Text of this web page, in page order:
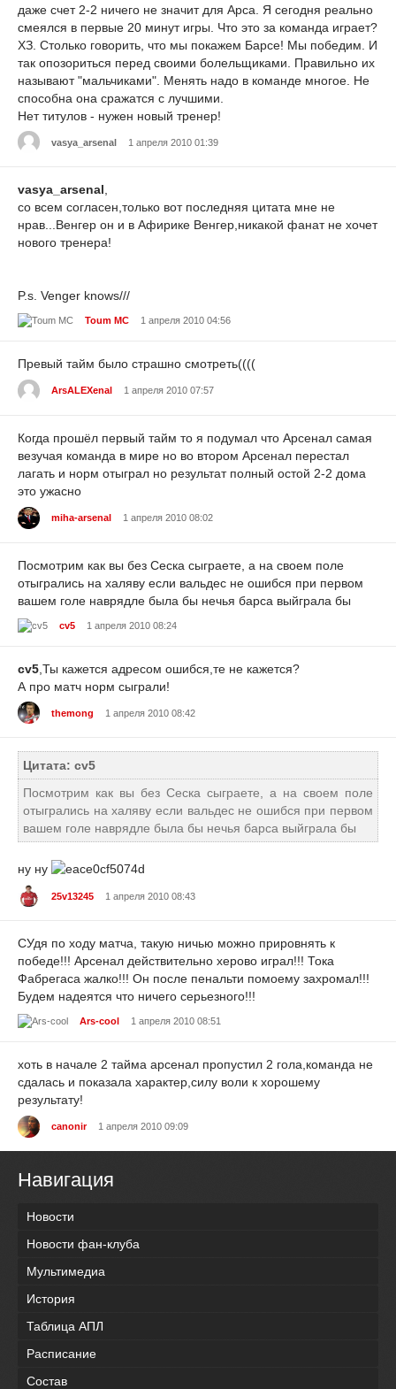
даже счет 2-2 ничего не значит для Арса. Я сегодня реально
смеялся в первые 20 минут игры. Что это за команда играет?
ХЗ. Столько говорить, что мы покажем Барсе! Мы победим. И
так опозориться перед своими болельщиками. Правильно их
называют "мальчиками". Менять надо в команде многое. Не
способна она сражатся с лучшими.
Нет титулов - нужен новый тренер!
vasya_arsenal 1 апреля 2010 01:39
vasya_arsenal,
со всем согласен,только вот последняя цитата мне не
нрав...Венгер он и в Афирике Венгер,никакой фанат не хочет
нового тренера!
P.s. Venger knows///
Toum MC 1 апреля 2010 04:56
Превый тайм было страшно смотреть((((
ArsALEXenal 1 апреля 2010 07:57
Когда прошёл первый тайм то я подумал что Арсенал самая
везучая команда в мире но во втором Арсенал перестал
лагать и норм отыграл но результат полный остой 2-2 дома
это ужасно
miha-arsenal 1 апреля 2010 08:02
Посмотрим как вы без Сеска сыграете, а на своем поле
отыгрались на халяву если вальдес не ошибся при первом
вашем голе наврядле была бы нечья барса выйграла бы
cv5 1 апреля 2010 08:24
cv5 ,Ты кажется адресом ошибся,те не кажется?
А про матч норм сыграли!
themong 1 апреля 2010 08:42
Цитата: cv5
Посмотрим как вы без Сеска сыграете, а на своем поле
отыгрались на халяву если вальдес не ошибся при первом
вашем голе наврядле была бы нечья барса выйграла бы
ну ну
25v13245 1 апреля 2010 08:43
СУдя по ходу матча, такую ничью можно прировнять к
победе!!! Арсенал действительно херово играл!!! Тока
Фабрегаса жалко!!! Он после пенальти помоему захромал!!!
Будем надеятся что ничего серьезного!!!
Ars-cool 1 апреля 2010 08:51
хоть в начале 2 тайма арсенал пропустил 2 гола,команда не
сдалась и показала характер,силу воли к хорошему
результату!
canonir 1 апреля 2010 09:09
Навигация
Новости
Новости фан-клуба
Мультимедиа
История
Таблица АПЛ
Расписание
Состав